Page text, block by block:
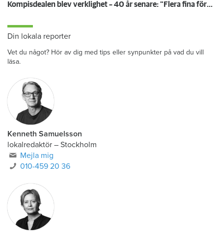
Kompisdealen blev verklighet – 40 år senare: "Flera fina fördelar med att dela bostad"
Din lokala reporter
Vet du något? Hör av dig med tips eller synpunkter på vad du vill
läsa.
Kenneth Samuelsson
lokalredaktör – Stockholm
Mejla mig
010-459 20 36